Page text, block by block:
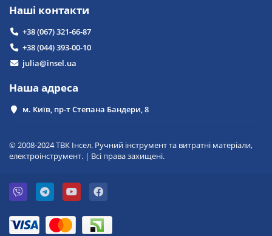
Наші контакти
+38 (067) 321-66-87
+38 (044) 393-00-10
julia@insel.ua
Наша адреса
м. Київ, пр-т Степана Бандери, 8
© 2008-2024 ТВК Інсел. Ручний інструмент та витратні матеріали,
електроінструмент. | Всі права захищені.